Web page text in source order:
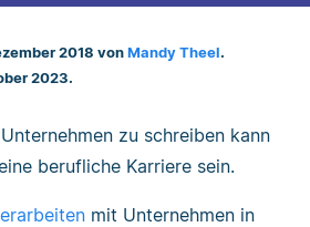
2018 von Mandy Theel.
2023.
zu schreiben kann
berufliche Karriere sein.
mit Unternehmen in